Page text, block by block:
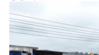
제품
우리 에 관한 것
뿐만 아니라 공
마련하는 것.
3슬롯과 사이드
로 공장 내 대
장 설치 및 유지